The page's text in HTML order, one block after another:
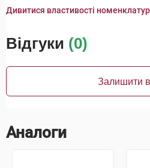
Дивитися властивості
Відгуки (0)
Залишити
Аналоги